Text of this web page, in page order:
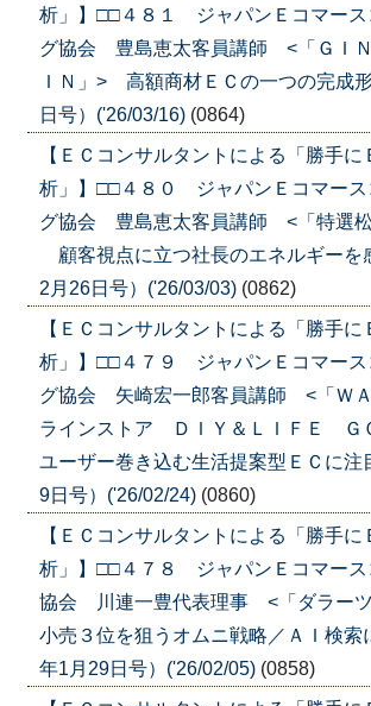
析」】□□４８１ ジャパンＥコマース
グ協会 豊島恵太客員講師 <「ＧＩ
ＩＮ」> 高額商材ＥＣの一つの完成
日号）('26/03/16) (0864)
【ＥＣコンサルタントによる「勝手に
析」】□□４８０ ジャパンＥコマース
グ協会 豊島恵太客員講師 <「特選
顧客視点に立つ社長のエネルギーを
2月26日号）('26/03/03) (0862)
【ＥＣコンサルタントによる「勝手に
析」】□□４７９ ジャパンＥコマース
グ協会 矢崎宏一郎客員講師 <「Ｗ
ラインストア ＤＩＹ＆ＬＩＦＥ Ｇ
ユーザー巻き込む生活提案型ＥＣに注
9日号）('26/02/24) (0860)
【ＥＣコンサルタントによる「勝手に
析」】□□４７８ ジャパンＥコマース
協会 川連一豊代表理事 <「ダラー
小売３位を狙うオムニ戦略／ＡＩ検索
年1月29日号）('26/02/05) (0858)